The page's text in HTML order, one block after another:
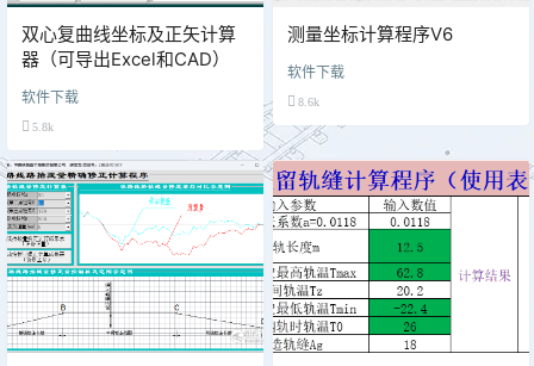
双心复曲线坐标及正矢计算
器（可导出Excel和CAD）
软件下载
5.8k
测量坐标计算程序V6
软件下载
8.6k